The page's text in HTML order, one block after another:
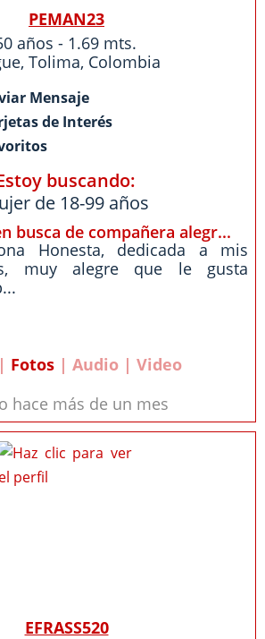
PEMAN23
años - 1.69 mts.
, Tolima, Colombia
Mensaje
de Interés
buscando:
de 18-99 años
busca de compañera alegr...
Honesta, dedicada a mis
muy alegre que le gusta
| Fotos| Audio | Video
hace más de un mes
EFRASS520